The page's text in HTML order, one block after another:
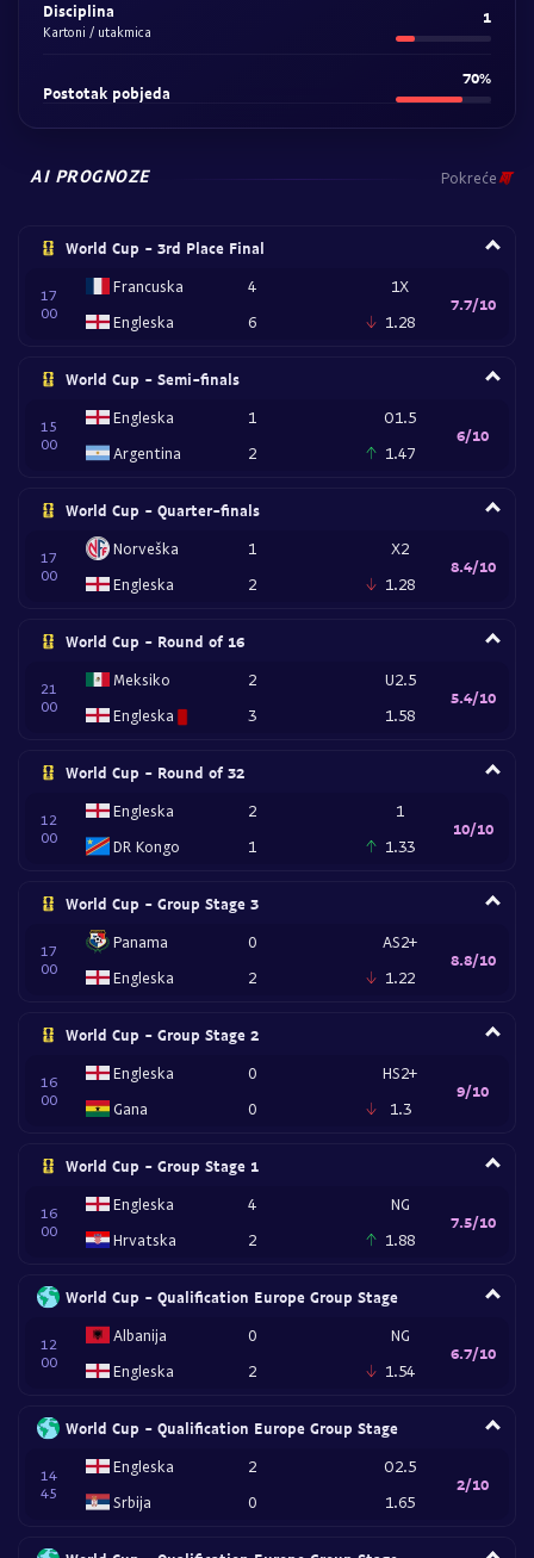
Disciplina
Kartoni / utakmica
1
Postotak pobjeda
70%
AI PROGNOZE Pokreće
World Cup - 3rd Place Final
17
00
Francuska
Engleska
4
6
1X
1.28
7.7/10
World Cup - Semi-finals
15
00
Engleska
Argentina
1
2
O1.5
1.47
6/10
World Cup - Quarter-finals
17
00
Norveška
Engleska
1
2
X2
1.28
8.4/10
World Cup - Round of 16
21
00
Meksiko
Engleska
2
3
U2.5
1.58
5.4/10
World Cup - Round of 32
12
00
Engleska
DR Kongo
2
1
1
1.33
10/10
World Cup - Group Stage 3
17
00
Panama
Engleska
0
2
AS2+
1.22
8.8/10
World Cup - Group Stage 2
16
00
Engleska
Gana
0
0
HS2+
1.3
9/10
World Cup - Group Stage 1
16
00
Engleska
Hrvatska
4
2
NG
1.88
7.5/10
World Cup - Qualification Europe Group Stage
12
00
Albanija
Engleska
0
2
NG
1.54
6.7/10
World Cup - Qualification Europe Group Stage
14
45
Engleska
Srbija
2
0
O2.5
1.65
2/10